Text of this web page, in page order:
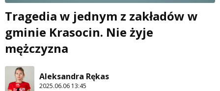
Tragedia w jednym z zakładów w
gminie Krasocin. Nie żyje
mężczyzna
Aleksandra Rękas
2025.06.06 13:45